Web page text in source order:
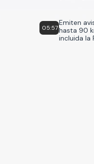
05:57
Emiten
hasta 90
incluida la